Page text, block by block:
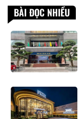
BÀI ĐỌC NHIỀU